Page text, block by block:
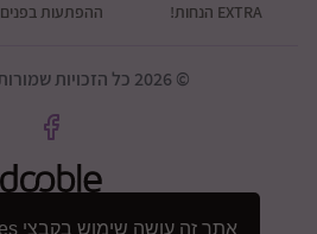
EXTRA הנחות! ההפתעות בפנים
© 2026 כל הזכויות שמורות לבייבי סתיו